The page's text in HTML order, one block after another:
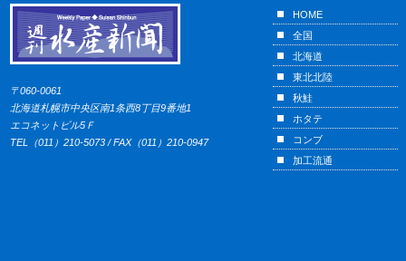
〒060-0061
北海道札幌市中央区南1条西8丁目9番地1
エコネットビル5Ｆ
TEL（011）210-5073 / FAX（011）210-0947
HOME
全国
北海道
東北北陸
秋鮭
ホタテ
コンブ
加工流通